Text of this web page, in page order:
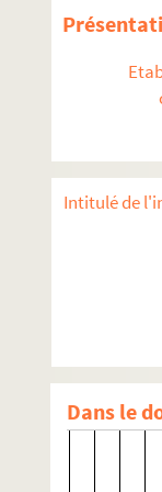
Intitulé de
Dans le